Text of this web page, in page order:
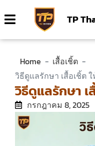
TP
Home - เสื้อเชิ้ต -
วิธีดูแลรักษา เสื้อเชิ้ต
วิธีดูแลรักษา เ
กรกฎาคม 8, 2025